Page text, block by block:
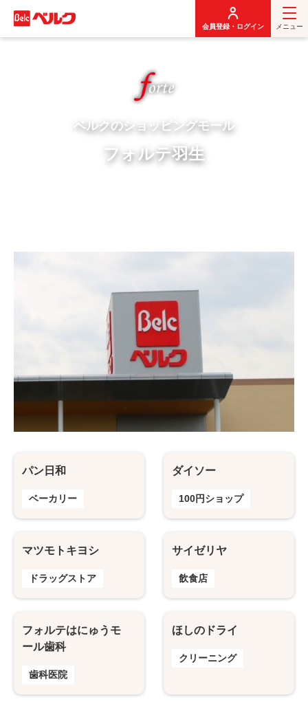
ン
会員登録・ログイン メニュー
フォルテ羽生
ベルクのショッピングモール
パン日和
ベーカリー
ダイソー
100円ショップ
マツモトキヨシ
ドラッグストア
サイゼリヤ
飲食店
フォルテはにゅうモ
ール歯科
歯科医院
ほしのドライ
クリーニング